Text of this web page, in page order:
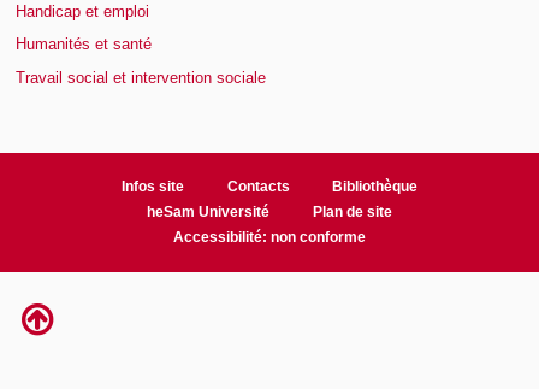
Handicap et emploi
Humanités et santé
Travail social et intervention sociale
Infos site Contacts
Bibliothèque
heSam Université
Plan de site
Accessibilité: non conforme